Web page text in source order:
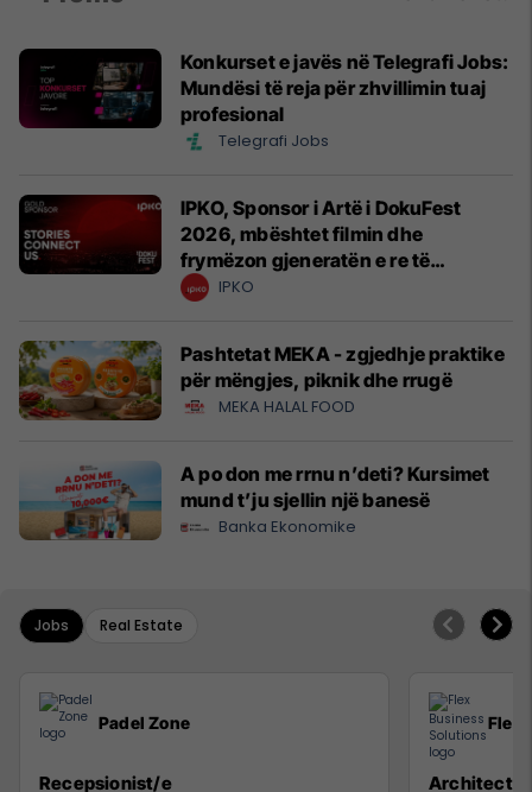
Konkurset e javës në Telegrafi Jobs:
Mundësi të reja për zhvillimin tuaj
profesional
Telegrafi Jobs
IPKO, Sponsor i Artë i DokuFest
2026, mbështet filmin dhe
frymëzon gjeneratën e re të
krijuesve
IPKO
Pashtetat MEKA - zgjedhje praktike
për mëngjes, piknik dhe rrugë
MEKA HALAL FOOD
A po don me rrnu n’deti? Kursimet
mund t’ju sjellin një banesë
Banka Ekonomike
Jobs Real Estate
Padel Zone
Recepsionist/e
Flex
Architect